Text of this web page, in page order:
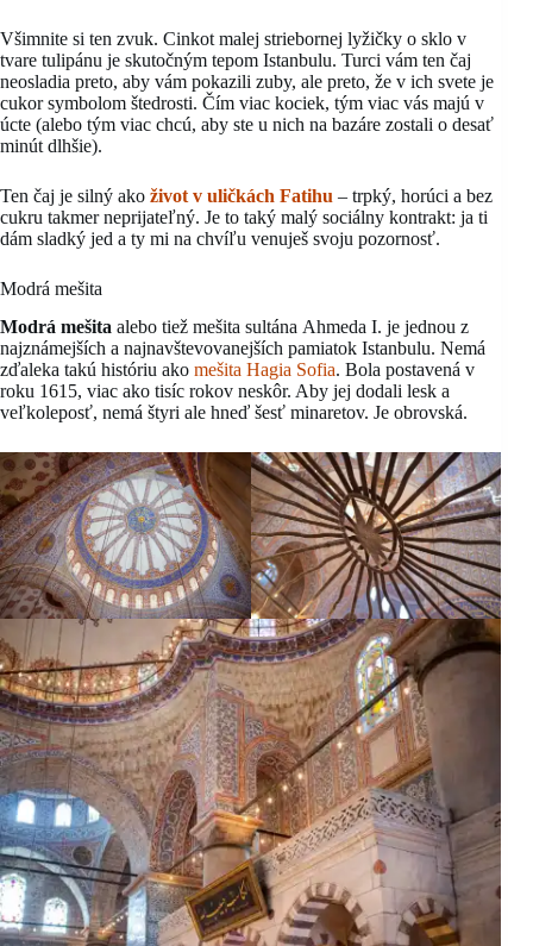
Všimnite si ten zvuk. Cinkot malej striebornej lyžičky o sklo v
tvare tulipánu je skutočným tepom Istanbulu. Turci vám ten čaj
neosladia preto, aby vám pokazili zuby, ale preto, že v ich svete je
cukor symbolom štedrosti. Čím viac kociek, tým viac vás majú v
úcte (alebo tým viac chcú, aby ste u nich na bazáre zostali o desať
minút dlhšie).
Ten čaj je silný ako život v uličkách Fatihu – trpký, horúci a bez
cukru takmer neprijateľný. Je to taký malý sociálny kontrakt: ja ti
dám sladký jed a ty mi na chvíľu venuješ svoju pozornosť.
Modrá mešita
Modrá mešita alebo tiež mešita sultána Ahmeda I. je jednou z
najznámejších a najnavštevovanejších pamiatok Istanbulu. Nemá
zďaleka takú históriu ako mešita Hagia Sofia. Bola postavená v
roku 1615, viac ako tisíc rokov neskôr. Aby jej dodali lesk a
veľkoleposť, nemá štyri ale hneď šesť minaretov. Je obrovská.